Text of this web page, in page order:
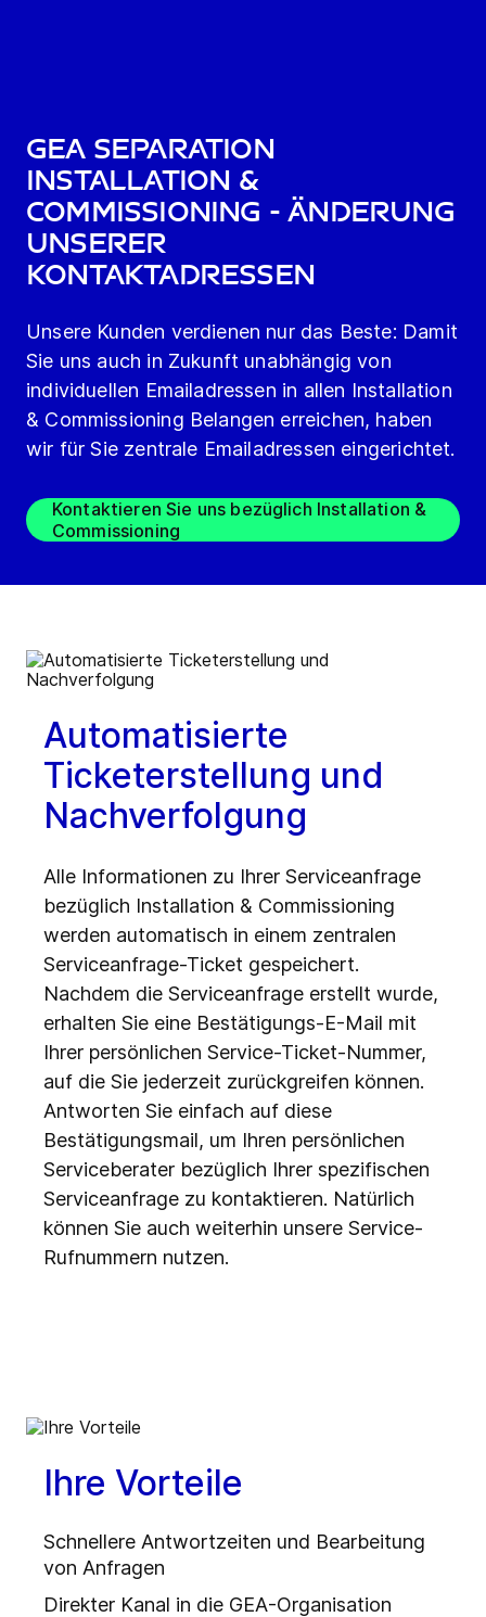
GEA Separation
Installation &
Commissioning - Änderung
unserer
Kontaktadressen
Unsere Kunden verdienen nur das Beste: Damit
Sie uns auch in Zukunft unabhängig von
individuellen Emailadressen in allen Installation
& Commissioning Belangen erreichen, haben
wir für Sie zentrale Emailadressen eingerichtet.
Kontaktieren Sie uns bezüglich Installation &
Commissioning
Automatisierte
Ticketerstellung und
Nachverfolgung
Alle Informationen zu Ihrer Serviceanfrage
bezüglich Installation & Commissioning
werden automatisch in einem zentralen
Serviceanfrage-Ticket gespeichert.
Nachdem die Serviceanfrage erstellt wurde,
erhalten Sie eine Bestätigungs-E-Mail mit
Ihrer persönlichen Service-Ticket-Nummer,
auf die Sie jederzeit zurückgreifen können.
Antworten Sie einfach auf diese
Bestätigungsmail, um Ihren persönlichen
Serviceberater bezüglich Ihrer spezifischen
Serviceanfrage zu kontaktieren. Natürlich
können Sie auch weiterhin unsere Service-
Rufnummern nutzen.
Ihre Vorteile
Schnellere Antwortzeiten und Bearbeitung
von Anfragen
Direkter Kanal in die GEA-Organisation